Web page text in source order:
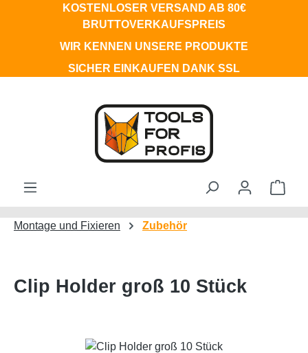
Zum Hauptinhalt springen
KOSTENLOSER VERSAND AB 80€
BRUTTOVERKAUFSPREIS
WIR KENNEN UNSERE PRODUKTE
SICHER EINKAUFEN DANK SSL
Montage und Fixieren Zubehör
Clip Holder groß 10 Stück
Bildergalerie überspringen